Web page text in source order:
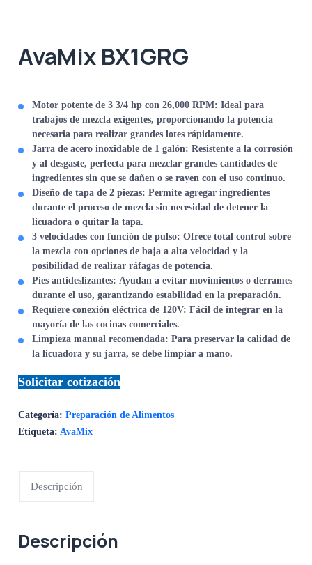
AvaMix BX1GRG
Motor potente de 3 3/4 hp con 26,000 RPM: Ideal para
trabajos de mezcla exigentes, proporcionando la potencia
necesaria para realizar grandes lotes rápidamente.
Jarra de acero inoxidable de 1 galón: Resistente a la corrosión
y al desgaste, perfecta para mezclar grandes cantidades de
ingredientes sin que se dañen o se rayen con el uso continuo.
Diseño de tapa de 2 piezas: Permite agregar ingredientes
durante el proceso de mezcla sin necesidad de detener la
licuadora o quitar la tapa.
3 velocidades con función de pulso: Ofrece total control sobre
la mezcla con opciones de baja a alta velocidad y la
posibilidad de realizar ráfagas de potencia.
Pies antideslizantes: Ayudan a evitar movimientos o derrames
durante el uso, garantizando estabilidad en la preparación.
Requiere conexión eléctrica de 120V: Fácil de integrar en la
mayoría de las cocinas comerciales.
Limpieza manual recomendada: Para preservar la calidad de
la licuadora y su jarra, se debe limpiar a mano.
Solicitar cotización
Categoría:Preparación de Alimentos
Etiqueta: AvaMix
Descripción
Descripción